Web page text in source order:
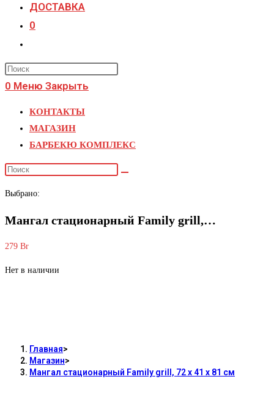
ДОСТАВКА
0
поиск
сайту
search
0 Меню Закрыть
КОНТАКТЫ
МАГАЗИН
БАРБЕКЮ КОМПЛЕКС
Поиск
сайте
Выбрано:
Мангал стационарный Family grill,…
279 Br
Нет в наличии
Главная>
Магазин>
Мангал стационарный Family grill, 72 х 41 х 81 см